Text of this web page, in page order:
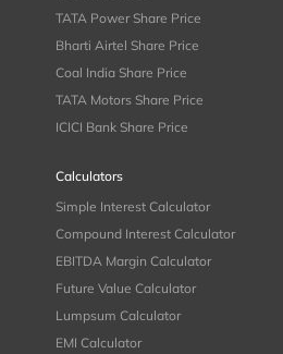
TATA Power Share Price
Bharti Airtel Share Price
Coal India Share Price
TATA Motors Share Price
ICICI Bank Share Price
Calculators
Simple Interest Calculator
Compound Interest Calculator
EBITDA Margin Calculator
Future Value Calculator
Lumpsum Calculator
EMI Calculator